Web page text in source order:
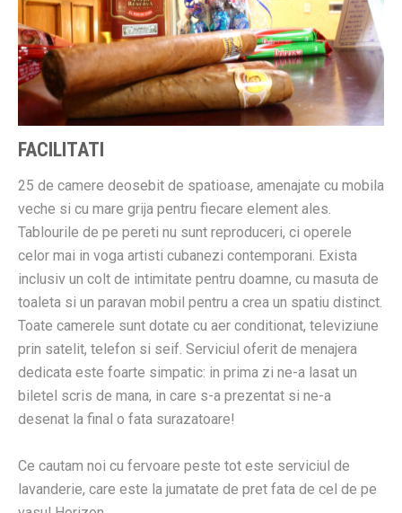
FACILITATI
25 de camere deosebit de spatioase, amenajate cu mobila
veche si cu mare grija pentru fiecare element ales.
Tablourile de pe pereti nu sunt reproduceri, ci operele
celor mai in voga artisti cubanezi contemporani. Exista
inclusiv un colt de intimitate pentru doamne, cu masuta de
toaleta si un paravan mobil pentru a crea un spatiu distinct.
Toate camerele sunt dotate cu aer conditionat, televiziune
prin satelit, telefon si seif. Serviciul oferit de menajera
dedicata este foarte simpatic: in prima zi ne-a lasat un
biletel scris de mana, in care s-a prezentat si ne-a
desenat la final o fata surazatoare!
Ce cautam noi cu fervoare peste tot este serviciul de
lavanderie, care este la jumatate de pret fata de cel de pe